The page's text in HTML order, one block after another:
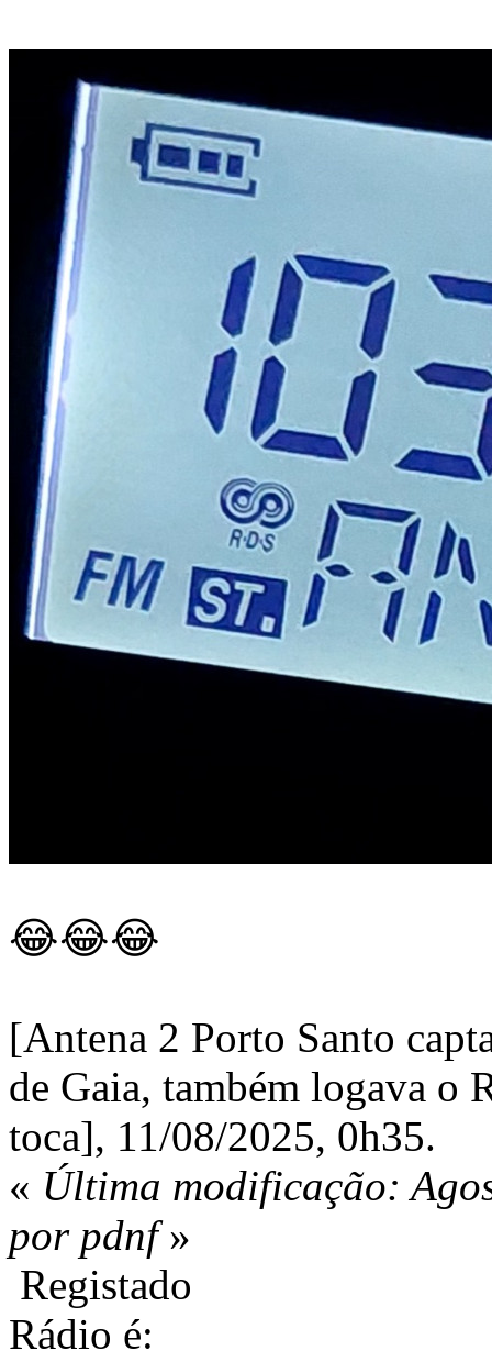
😂😂😂
[Antena 2 Porto Santo
de Gaia, também logava o
toca], 11/08/2025, 0h35.
« Última modificação:
por pdnf»
Registado
Rádio é: